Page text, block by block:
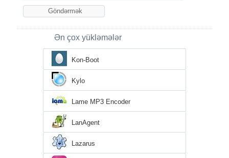
Ən çox yükləmələr
Kon-Boot
Kylo
Lame MP3 Encoder
LanAgent
Lazarus